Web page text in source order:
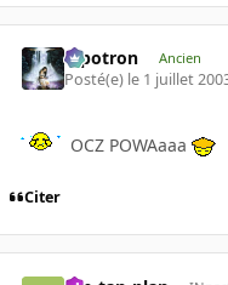
Pipotron Ancien
Posté(e) le 1 juillet
OCZ POWAaaa
Citer